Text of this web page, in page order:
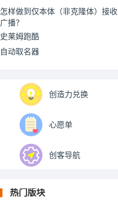
怎样做到仅本体（非克隆体）接收
广播？
史莱姆跑酷
自动取名器
创造力兑换
心愿单
创客导航
热门版块